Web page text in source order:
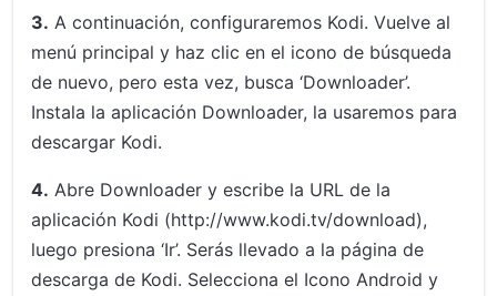
3. A continuación, configuraremos Kodi. Vuelve al
menú principal y haz clic en el icono de búsqueda
de nuevo, pero esta vez, busca ‘Downloader’.
Instala la aplicación Downloader, la usaremos para
descargar Kodi.
4. Abre Downloader y escribe la URL de la
aplicación Kodi (http://www.kodi.tv/download),
luego presiona ‘Ir’. Serás llevado a la página de
descarga de Kodi. Selecciona el Icono Android y